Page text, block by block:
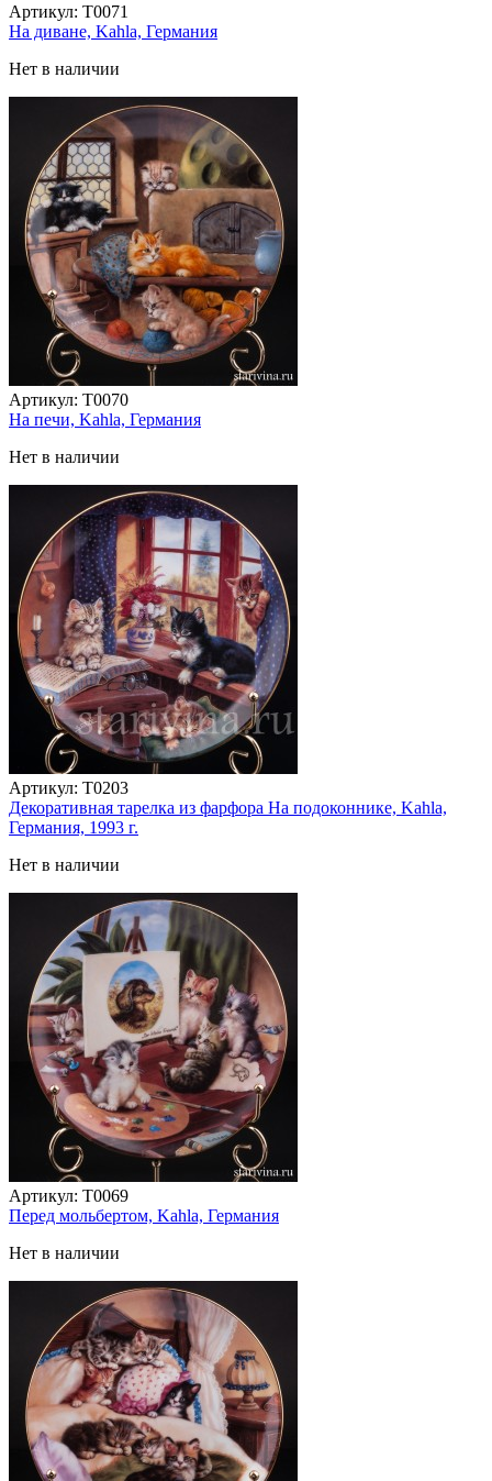
Артикул: T0071
На диване, Kahla, Германия
Нет в наличии
Артикул: T0070
На печи, Kahla, Германия
Нет в наличии
Артикул: T0203
Декоративная тарелка из фарфора На подоконнике, Kahla,
Германия, 1993 г.
Нет в наличии
Артикул: T0069
Перед мольбертом, Kahla, Германия
Нет в наличии